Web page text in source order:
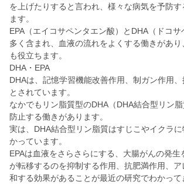
を上げたりすると言われ、様々な病気を予防す
ます。
EPA（エイコサペンタエン酸）とDHA（ドコ
多く含まれ、血液の流れをよくする働きがあり
も役立ちます。
DHA・EPA
DHAは、記憶学習機能改善作用、制ガン作用
とされています。
なかでもリン脂質型のDHA（DHA結合型リン
防止する働きがあります。
実は、DHA結合型リン脂質はすじこやイクラ
かっています。
EPAは血液をさらさらにする、大腸がんの発生
が転移するのを抑制する作用、抗肥満作用、
和する効果があることが最近の研究でわかって